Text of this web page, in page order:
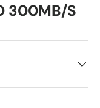
300MB/S